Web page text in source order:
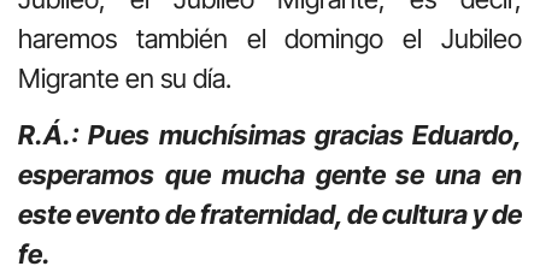
haremos también el domingo el Jubileo
Migrante en su día.
R.Á.: Pues muchísimas gracias Eduardo,
esperamos que mucha gente se una en
este evento de fraternidad, de cultura y de
fe.